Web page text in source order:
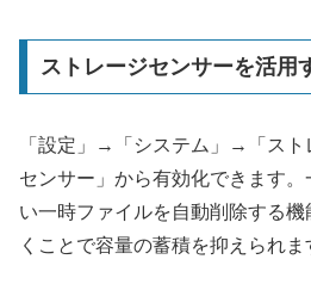
ストレージセンサーを活用
「設定」→「システム」→「ス
センサー」から有効化できます
い一時ファイルを自動削除する
くことで容量の蓄積を抑えられま